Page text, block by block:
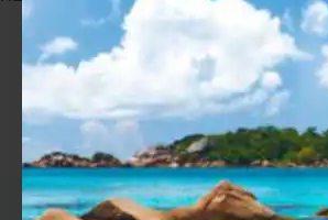
Tags: gold-note-evo-stand-supporti-diffusori